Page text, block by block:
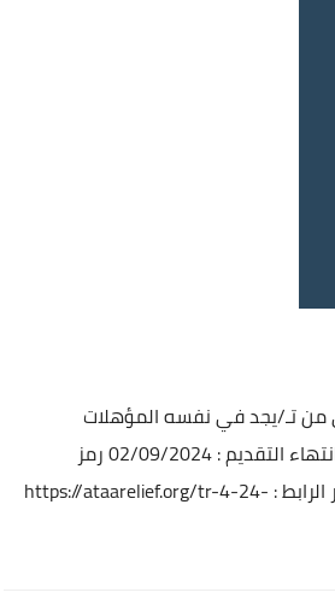
من تـ/يجد في نفسه المؤهلات
المطلوبة، إرسال طلب للتقديم وفق ما يأتي: المسمى الوظيفي: باحث علمي تاريخ انتهاء التقديم : 02/09/2024 رمز
https://ataarelief.org/tr-4-24-